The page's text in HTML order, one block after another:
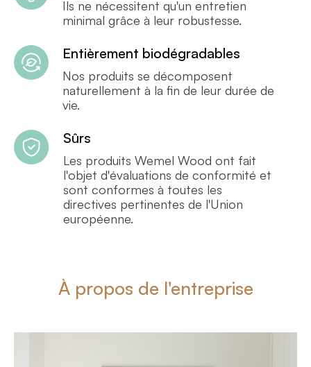
Ils ne nécessitent qu'un entretien
minimal grâce à leur robustesse.
Entièrement biodégradables
Nos produits se décomposent
naturellement à la fin de leur durée de
vie.
Sûrs
Les produits Wemel Wood ont fait
l'objet d'évaluations de conformité et
sont conformes à toutes les
directives pertinentes de l'Union
européenne.
À propos de l'entreprise